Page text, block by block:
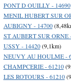
PONT D OUILLY - 14690
MENIL HUBERT SUR
AUBIGNY - 14700
ST AUBERT SUR ORNE
USSY - 14420(9,1km)
NEUVY AU HOULME -
CHAMPCERIE - 61210
LES ROTOURS - 61210